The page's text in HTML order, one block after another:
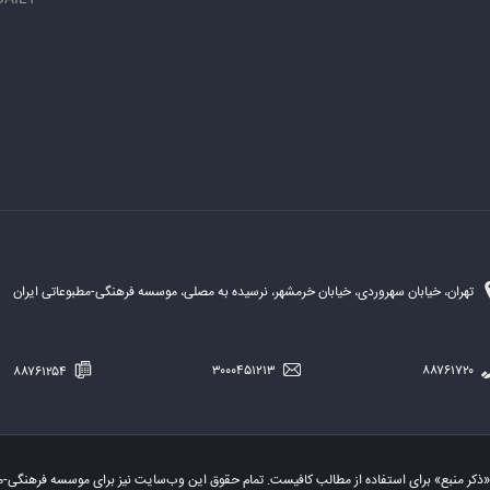
تهران، خیابان سهروردی، خیابان خرمشهر، نرسیده به مصلی، موسسه فرهنگی-مطبوعاتی ایران
«ذکر منبع» برای استفاده از مطالب کافیست. تمام حقوق این وب‌سایت نیز برای موسسه